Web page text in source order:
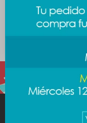
Sandalia Sanrio 39-40 -